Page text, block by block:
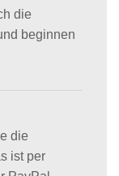
die
beginnen
die
ist per